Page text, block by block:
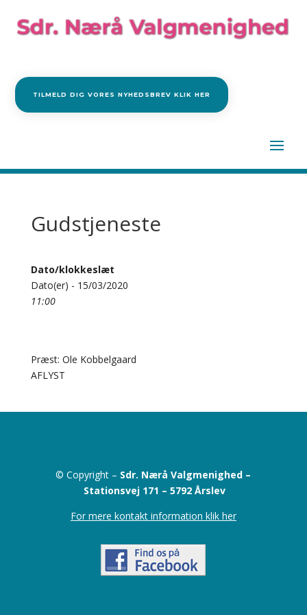
TILMELD DIG VORES NYHEDSBREV KLIK HER
Gudstjeneste
Dato/klokkeslæt
Dato(er) - 15/03/2020
11:00
Præst: Ole Kobbelgaard
AFLYST
© Copyright – Sdr. Nærå Valgmenighed –
Stationsvej 171 –5792 Årslev
For mere kontakt information klik her